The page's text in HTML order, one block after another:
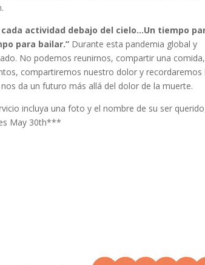
actividad debajo del cielo…Un tiempo
para bailar.” Durante esta pandemia global y
No podemos reunirnos, compartir una
compartiremos nuestro dolor y recordaremos
da un futuro más allá del dolor de la muerte.
incluya una foto y el nombre de su ser
May 30th***